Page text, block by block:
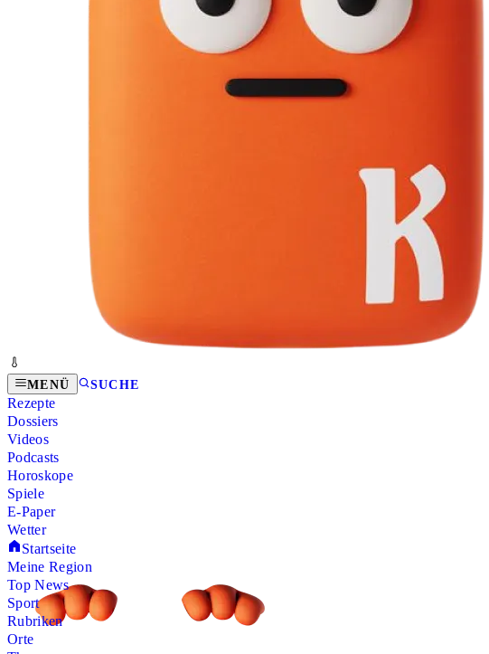
MENÜ SUCHE
Rezepte
Dossiers
Videos
Podcasts
Horoskope
Spiele
E-Paper
Wetter
Startseite
Meine Region
Top News
Sport
Rubriken
Orte